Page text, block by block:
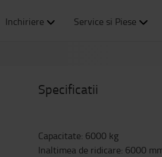
Inchiriere Service si Piese
Specificatii
Capacitate: 6000 kg
Inaltimea de ridicare: 6000